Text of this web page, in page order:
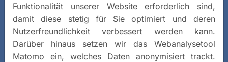
Funktionalität unserer Website erforderlich sind,
damit diese stetig für Sie optimiert und deren
Nutzerfreundlichkeit verbessert werden kann.
Darüber hinaus setzen wir das Webanalysetool
Matomo ein, welches Daten anonymisiert trackt.